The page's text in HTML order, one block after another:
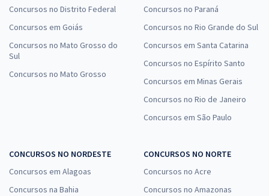
Concursos no Distrito Federal
Concursos em Goiás
Concursos no Mato Grosso do
Sul
Concursos no Mato Grosso
Concursos no Paraná
Concursos no Rio Grande do Sul
Concursos em Santa Catarina
Concursos no Espírito Santo
Concursos em Minas Gerais
Concursos no Rio de Janeiro
Concursos em São Paulo
CONCURSOS NO NORDESTE
Concursos em Alagoas
Concursos na Bahia
CONCURSOS NO NORTE
Concursos no Acre
Concursos no Amazonas